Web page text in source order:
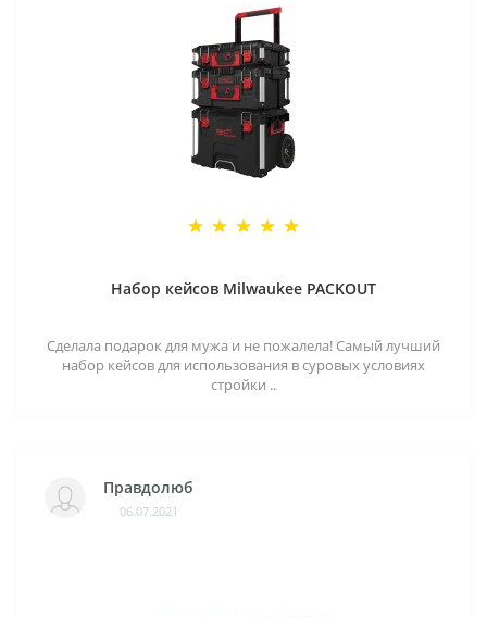
Набор кейсов Milwaukee PACKOUT
Сделала подарок для мужа и не пожалела! Самый лучший
набор кейсов для использования в суровых условиях
стройки ..
Правдолюб
06.07.2021